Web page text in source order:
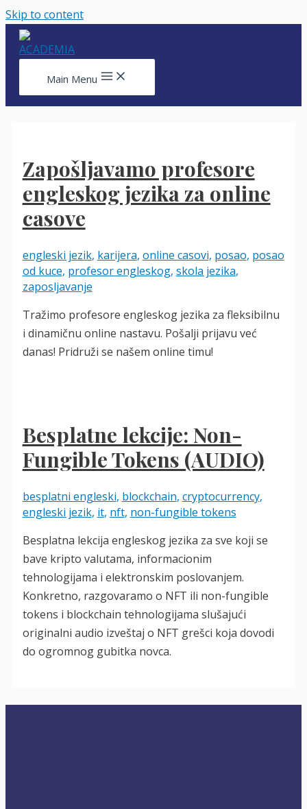
Skip to content
Main Menu
Zapošljavamo profesore
engleskog jezika za online
casove
engleski jezik, karijera, online casovi, posao, posao
od kuce, profesor engleskog, skola jezika,
zaposljavanje
Tražimo profesore engleskog jezika za fleksibilnu
i dinamičnu online nastavu. Pošalji prijavu već
danas! Pridruži se našem online timu!
Besplatne lekcije: Non-
Fungible Tokens (AUDIO)
besplatni engleski, blockchain, cryptocurrency,
engleski jezik, it, nft, non-fungible tokens
Besplatna lekcija engleskog jezika za sve koji se
bave kripto valutama, informacionim
tehnologijama i elektronskim poslovanjem.
Konkretno, razgovaramo o NFT ili non-fungible
tokens i blockchain tehnologijama slušajući
originalni audio izveštaj o NFT grešci koja dovodi
do ogromnog gubitka novca.